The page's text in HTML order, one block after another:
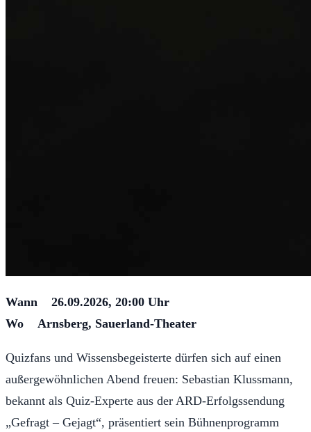
Wann 26.09.2026, 20:00 Uhr
Wo Arnsberg, Sauerland-Theater
Quizfans und Wissensbegeisterte dürfen sich auf einen
außergewöhnlichen Abend freuen: Sebastian Klussmann,
bekannt als Quiz-Experte aus der ARD-Erfolgssendung
„Gefragt – Gejagt“, präsentiert sein Bühnenprogramm